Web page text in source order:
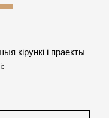
кірункі і праекты